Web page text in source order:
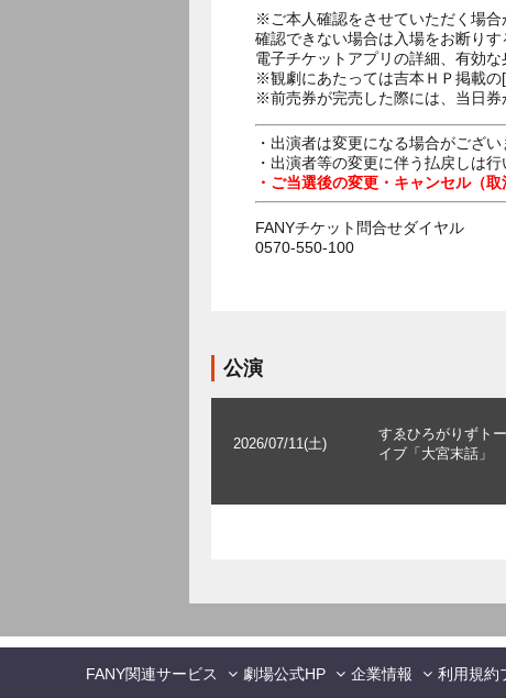
※ご本人確認をさせていただく場合
確認できない場合は入場をお断り
電子チケットアプリの詳細、有効
※観劇にあたっては吉本ＨＰ掲載の
※前売券が完売した際には、当日券
・出演者は変更になる場合がござ
・出演者等の変更に伴う払戻しは行
・ご当選後の変更・キャンセル（取
FANYチケット問合せダイヤル
0570-550-100
公演
2026/07/11(土)
すゑひろがりずト
イブ「大宮末話」
FANY関連サービス 劇場公式HP 企業情報 利用規約